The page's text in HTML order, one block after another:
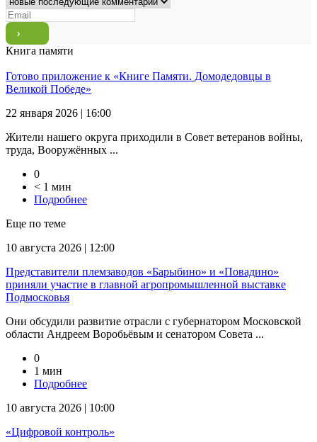
Книга памяти
Готово приложение к «Книге Памяти. Домодедовцы в
Великой Победе»
22 января 2026 | 16:00
Жители нашего округа приходили в Совет ветеранов войны,
труда, Вооружённых ...
0
< 1 мин
Подробнее
Еще по теме
10 августа 2026 | 12:00
Представители племзаводов «Барыбино» и «Повадино»
приняли участие в главной агропромышленной выставке
Подмосковья
Они обсудили развитие отрасли с губернатором Московской
области Андреем Воробьёвым и сенатором Совета ...
0
1 мин
Подробнее
10 августа 2026 | 10:00
«Цифровой контроль»